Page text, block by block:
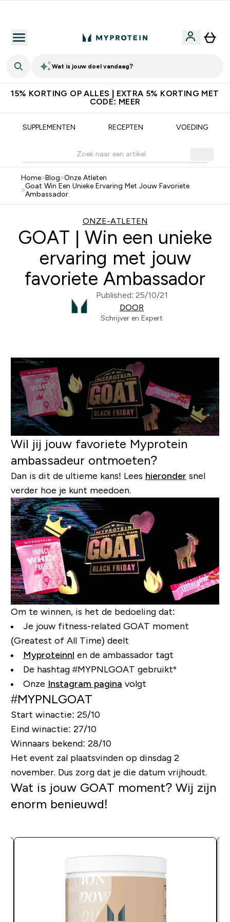
Wat is jouw doel vandaag?
15% KORTING OP ALLES | EXTRA 5% KORTING MET
CODE: MEER
SUPPLEMENTEN RECEPTEN VOEDING
Home>Blog>Onze Atleten
>Goat Win Een Unieke Ervaring Met Jouw Favoriete
Ambassador
ONZE-ATLETEN
GOAT | Win een unieke
ervaring met jouw
favoriete Ambassador
Published: 25/10/21
DOOR
Schrijver en Expert
Wil jij jouw favoriete Myprotein
ambassadeur ontmoeten?
Dan is dit de ultieme kans! Lees hieronder snel
verder hoe je kunt meedoen.
Om te winnen, is het de bedoeling dat:
Je jouw fitness-related GOAT moment
(Greatest of All Time) deelt
Myproteinnl en de ambassador tagt
De hashtag #MYPNLGOAT gebruikt*
Onze Instagram pagina volgt
#MYPNLGOAT
Start winactie: 25/10
Eind winactie: 27/10
Winnaars bekend: 28/10
Het event zal plaatsvinden op dinsdag 2
november. Dus zorg dat je die datum vrijhoudt.
Wat is jouw GOAT moment? Wij zijn
enorm benieuwd!